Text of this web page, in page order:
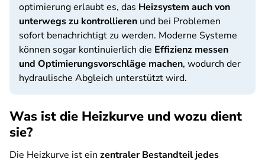
optimierung erlaubt es, das Heizsystem auch von
unterwegs zu kontrollieren und bei Problemen
sofort benachrichtigt zu werden. Moderne Systeme
können sogar kontinuierlich die Effizienz messen
und Optimierungsvorschläge machen, wodurch der
hydraulische Abgleich unterstützt wird.
Was ist die Heizkurve und wozu dient
sie?
Die Heizkurve ist ein zentraler Bestandteil jedes